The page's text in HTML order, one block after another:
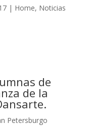
| Home, Noticias
de
de la
Petersburgo